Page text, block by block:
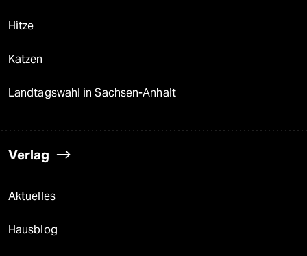
Hitze
Katzen
Landtagswahl in Sachsen-Anhalt
Verlag
Aktuelles
Hausblog